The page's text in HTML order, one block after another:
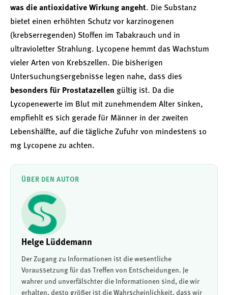
was die antioxidative Wirkung angeht. Die Substanz
bietet einen erhöhten Schutz vor karzinogenen
(krebserregenden) Stoffen im Tabakrauch und in
ultravioletter Strahlung. Lycopene hemmt das Wachstum
vieler Arten von Krebszellen. Die bisherigen
Untersuchungsergebnisse legen nahe, dass dies
besonders für Prostatazellen gültig ist. Da die
Lycopenewerte im Blut mit zunehmendem Alter sinken,
empfiehlt es sich gerade für Männer in der zweiten
Lebenshälfte, auf die tägliche Zufuhr von mindestens 10
mg Lycopene zu achten.
ÜBER DEN AUTOR
Helge Lüddemann
Der Zugang zu Informationen ist die wesentliche
Voraussetzung für das Treffen von Entscheidungen. Je
wahrer und unverfälschter die Informationen sind, die wir
erhalten, desto größer ist die Wahrscheinlichkeit, dass wir